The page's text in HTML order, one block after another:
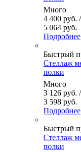
Много
4 400 руб.
5 064 руб.
Подробнее
Быстрый
Стеллаж
полки
Много
3 126 руб.
3 598 руб.
Подробнее
Быстрый
Стеллаж
полки